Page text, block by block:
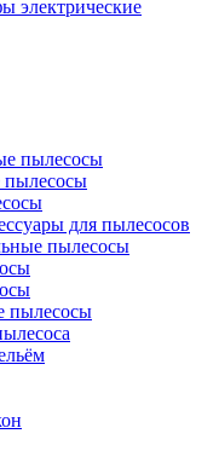
электрические
пылесосы
пылесосы
для пылесосов
пылесосы
пылесосы